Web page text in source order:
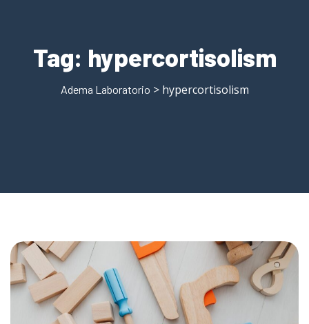
Tag: hypercortisolism
Adema Laboratorio > hypercortisolism